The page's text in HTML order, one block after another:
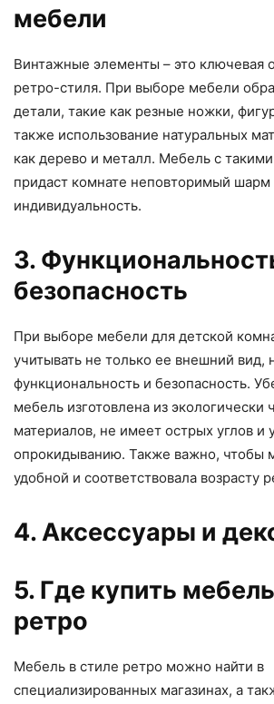
мебели
Винтажные элементы – это ключевая
ретро-стиля. При выборе мебели
детали, такие как резные ножки,
также использование натуральных
как дерево и металл. Мебель с
придаст комнате неповторимый шарм
индивидуальность.
3.
безопасность
При выборе мебели для детской
учитывать не только ее внешний вид,
функциональность и безопасность.
мебель изготовлена из экологически
материалов, не имеет острых углов и
опрокидыванию. Также важно, чтобы
удобной и соответствовала возрасту
4. Аксессуары и
5. Где купить
ретро
Мебель в стиле ретро можно найти в
специализированных магазинах, а